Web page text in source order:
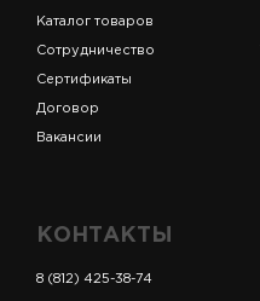
Каталог товаров
Сотрудничество
Сертификаты
Договор
Вакансии
КОНТАКТЫ
8 (812) 425-38-74